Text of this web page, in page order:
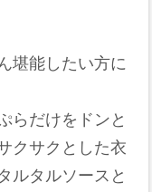
堪能したい方に
らだけをドンと
クサクとした衣
ルタルソースと